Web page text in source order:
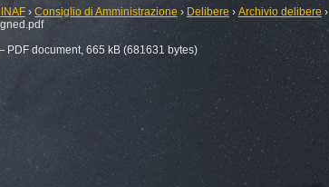
› Consiglio di Amministrazione › Delibere › Archivio delibere ›
PDF document, 665 kB (681631 bytes)